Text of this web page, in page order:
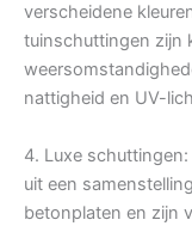
verscheidene
tuinschuttingen zijn
nattigheid en UV-
4. Luxe
uit een
betonplaten en zijn